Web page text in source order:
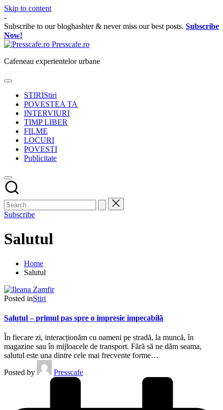
Skip to content
-
Subscribe to our bloghashter & never miss our best posts. Subscribe
Now!
Presscafe.ro
Cafeneau experientelor urbane
STIRIStiri
POVESTEA TA
INTERVIURI
TIMP LIBER
FILME
LOCURI
POVESTI
Publicitate
Subscribe
Salutul
Home
Salutul
Posted inStiri
Salutul – primul pas spre o impresie impecabilă
În fiecare zi, interacționăm cu oameni pe stradă, la muncă, în
magazine sau în mijloacele de transport. Fără să ne dăm seama,
salutul este una dintre cele mai frecvente forme…
Posted by
Presscafe